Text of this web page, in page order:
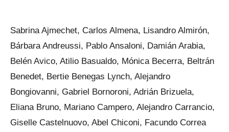
Sabrina Ajmechet, Carlos Almena, Lisandro Almirón,
Bárbara Andreussi, Pablo Ansaloni, Damián Arabia,
Belén Avico, Atilio Basualdo, Mónica Becerra, Beltrán
Benedet, Bertie Benegas Lynch, Alejandro
Bongiovanni, Gabriel Bornoroni, Adrián Brizuela,
Eliana Bruno, Mariano Campero, Alejandro Carrancio,
Giselle Castelnuovo, Abel Chiconi, Facundo Correa